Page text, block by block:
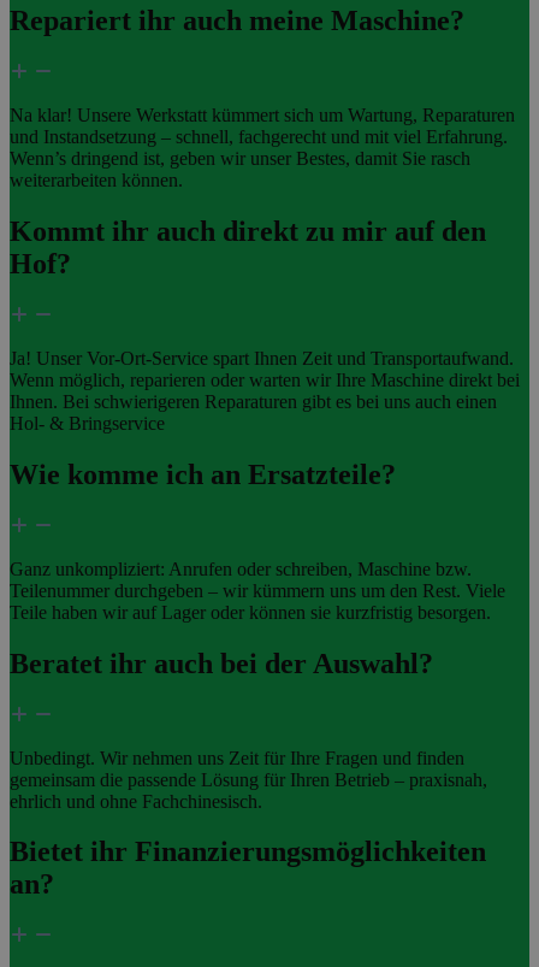
Repariert ihr auch meine Maschine?
Na klar! Unsere Werkstatt kümmert sich um Wartung, Reparaturen
und Instandsetzung – schnell, fachgerecht und mit viel Erfahrung.
Wenn’s dringend ist, geben wir unser Bestes, damit Sie rasch
weiterarbeiten können.
Kommt ihr auch direkt zu mir auf den
Hof?
Ja! Unser Vor-Ort-Service spart Ihnen Zeit und Transportaufwand.
Wenn möglich, reparieren oder warten wir Ihre Maschine direkt bei
Ihnen. Bei schwierigeren Reparaturen gibt es bei uns auch einen
Hol- & Bringservice
Wie komme ich an Ersatzteile?
Ganz unkompliziert: Anrufen oder schreiben, Maschine bzw.
Teilenummer durchgeben – wir kümmern uns um den Rest. Viele
Teile haben wir auf Lager oder können sie kurzfristig besorgen.
Beratet ihr auch bei der Auswahl?
Unbedingt. Wir nehmen uns Zeit für Ihre Fragen und finden
gemeinsam die passende Lösung für Ihren Betrieb – praxisnah,
ehrlich und ohne Fachchinesisch.
Bietet ihr Finanzierungsmöglichkeiten
an?